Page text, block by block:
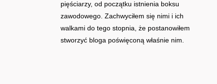
pięściarzy, od początku istnienia boksu
zawodowego. Zachwyciłem się nimi i ich
walkami do tego stopnia, że postanowiłem
stworzyć bloga poświęconą właśnie nim.